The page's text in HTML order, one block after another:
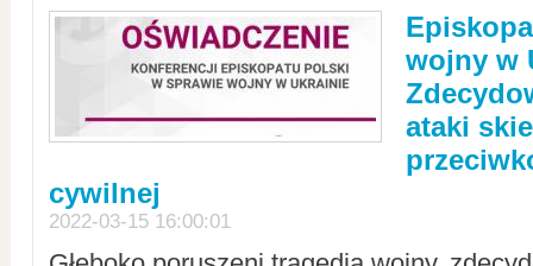
wojny w
ataki
cywilnej
2022-03-15 16:00:01